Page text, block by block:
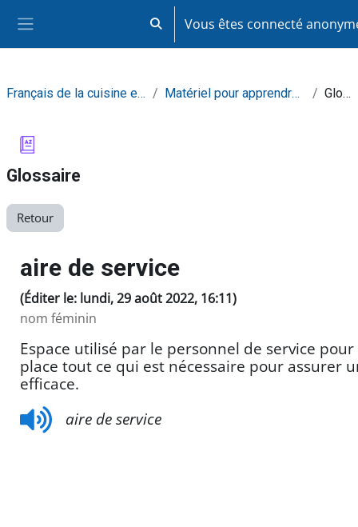
Activer/désactiver la saisie de
Vous êtes connecté
Français de la cuisine et de la restauration Matériel pour apprendre de façon autonome Glossaire
Glossaire
Retour
aire de service
(Éditer le: lundi, 29 août 2022, 16:11)
nom féminin
Espace utilisé par le personnel de service
place tout ce qui est nécessaire pour assurer
efficace.
aire de service